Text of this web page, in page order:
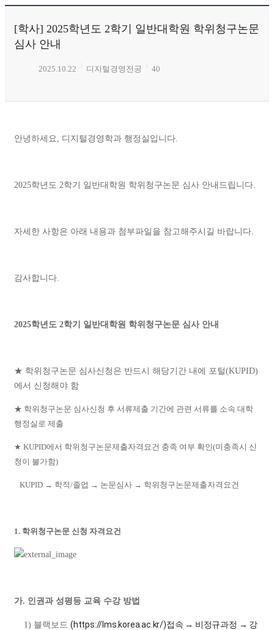
[학사] 2025학년도 2학기 일반대학원 학위청구논문
심사 안내
2025.10.22 디지털경영전공 40
안녕하세요, 디지털경영학과 행정실입니다.
2025학년도 2학기 일반대학원 학위청구논문 심사 안내드립니다.
자세한 사항은 아래 내용과 첨부파일을 참고해주시길 바랍니다.
감사합니다.
2025학년도 2학기 일반대학원 학위청구논문 심사 안내
★ 학위청구논문 심사신청은 반드시 해당기간 내에 포털(KUPID)
에서 신청해야 함
★ 학위청구논문 심사신청 후 서류제출 기간에 관련 서류를 소속 대학
행정실로 제출
★ KUPID에서 학위청구논문제출자격요건 충족 여부 확인(미충족시 신
청이 불가함)
KUPID → 학적/졸업 → 논문심사 → 학위청구논문제출자격요건
1. 학위청구논문 신청 자격요건
가. 인권과 성평등 교육 수강 방법
1) 블랙보드 (https://lms.korea.ac.kr/)접속 → 비정규과정 → 강